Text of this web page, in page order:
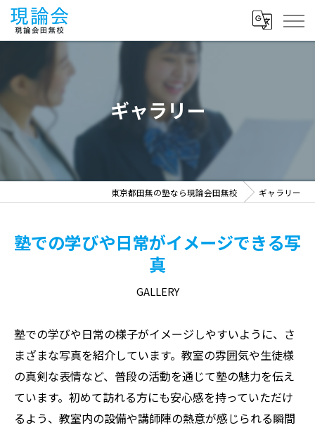
ギャラリー
東京都田無の塾なら現論会田無校 ギャラリー
塾での学びや日常がイメージできる写
真
GALLERY
塾での学びや日常の様子がイメージしやすいように、さ
まざまな写真を紹介しています。教室の雰囲気や生徒様
の真剣な表情など、普段の活動を通じて塾の魅力を伝え
ています。初めて訪れる方にも安心感を持っていただけ
るよう、教室内の設備や講師陣の熱意が感じられる瞬間